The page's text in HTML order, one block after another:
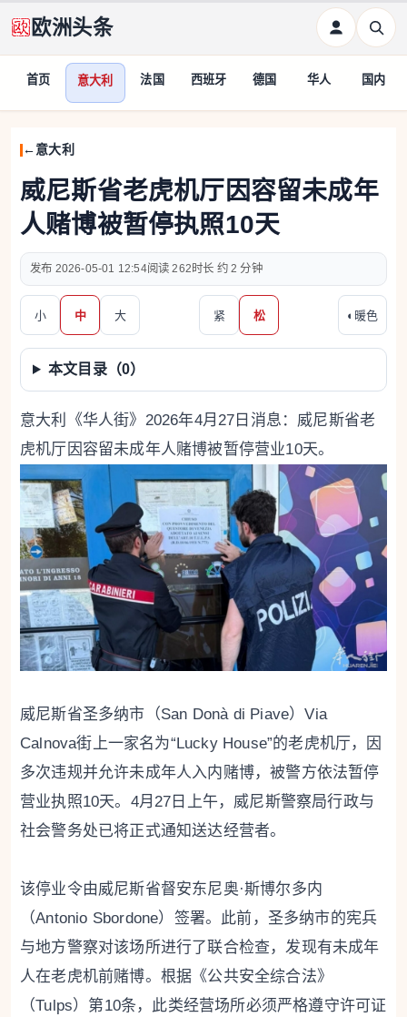
欧洲头条
首页 意大利 法国 西班牙 德国 华人 国内
意大利
威尼斯省老虎机厅因容留未成年
人赌博被暂停执照10天
2026-05-01 12:54 262 约 2 分钟
小 中 大 紧 松 ◐ 暖色
本文目录（0）
意大利《华人街》2026年4月27日消息：威尼斯省老
虎机厅因容留未成年人赌博被暂停营业10天。
威尼斯省圣多纳市（San Donà di Piave）Via
Calnova街上一家名为“Lucky House”的老虎机厅，因
多次违规并允许未成年人入内赌博，被警方依法暂停
营业执照10天。4月27日上午，威尼斯警察局行政与
社会警务处已将正式通知送达经营者。
该停业令由威尼斯省督安东尼奥·斯博尔多内
（Antonio Sbordone）签署。此前，圣多纳市的宪兵
与地方警察对该场所进行了联合检查，发现有未成年
人在老虎机前赌博。根据《公共安全综合法》
（Tulps）第10条，此类经营场所必须严格遵守许可证